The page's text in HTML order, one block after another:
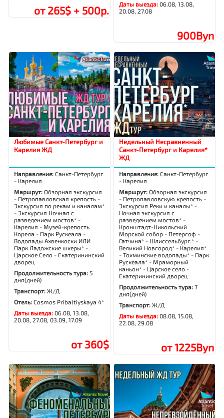
от 265$ + 500р.
Даты выезда:06.08, 13.08,
20.08, 27.08
900Byn
Любимые Санкт-Петербург и
Карелия ЖД
Направление:Санкт-Петербург
- Карелия
Маршрут:Обзорная экскурсия
- Петропавловская крепость -
Экскурсия по рекам и каналам*
- Экскурсия Ночная с
разведением мостов* -
Карелия - Музей-крепость
Корела - Парк Рускеала -
Водопады Ахвенкоски ИЛИ
Парк Ладожские шхеры* -
Царское Село - Екатерининский
дворец
Продолжительность тура: 5
дня(дней)
Транспорт:Ж/Д
Отель:Cosmos Pribaltiyskaya 4*
Даты выезда:06.08, 13.08,
20.08, 27.08, 03.09, 17.09
от 360$
Недельный Несравненный
Санкт-Петербург и Карелия*
ЖД
Направление:Санкт-Петербург
- Карелия
Маршрут:Обзорная экскурсия
- Петропавловскую крепость -
Экскурсия Реки и каналы* -
Ночная экскурсия с
разведением мостов* -
Кронштадт-Никольский
Морской собор - Петергоф -
Гатчина* - Шлиссельбург.* -
Великий Новгород* - Карелия*
- Тохминские водопады* - Парк
Рускеала* - Мраморный
каньон* - Царское село -
Екатерининский дворец
Продолжительность тура:7
дня(дней)
Транспорт:Ж/Д
Даты выезда:08.08, 15.08,
22.08, 29.08
от 1225Byn